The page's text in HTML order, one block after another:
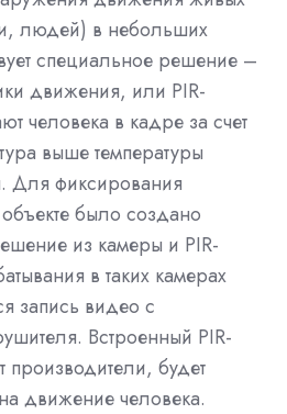
людей) в небольших
специальное решение –
движения, или PIR-
человека в кадре за счет
выше температуры
фиксирования
было создано
из камеры и PIR-
в таких камерах
запись видео с
Встроенный PIR-
производители, будет
движение человека.